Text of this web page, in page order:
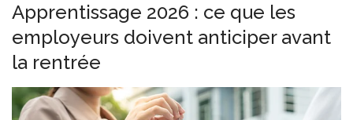
Apprentissage 2026 : ce que les
employeurs doivent anticiper avant
la rentrée